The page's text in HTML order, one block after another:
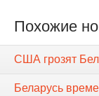
Похожие
США грозят
Беларусь